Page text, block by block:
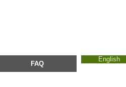
FAQ
English